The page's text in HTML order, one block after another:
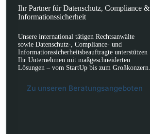
Ihr Partner für Datenschutz, Compliance &
Informationssicherheit
Unsere international tätigen Rechtsanwälte
sowie Datenschutz-, Compliance- und
Informationssicherheitsbeauftragte unterstützen
Ihr Unternehmen mit maßgeschneiderten
Lösungen – vom StartUp bis zum Großkonzern.
Zu unseren Beratungsangeboten